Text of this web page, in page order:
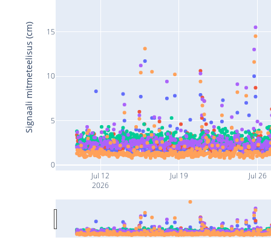
Jul 12
2026
Jul 19 Jul 26
0
5
10
15
Signaali mitmeteelisus (cm)